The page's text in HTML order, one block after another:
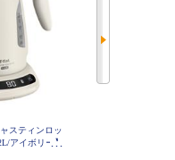
スティンロッ
アイボリー】